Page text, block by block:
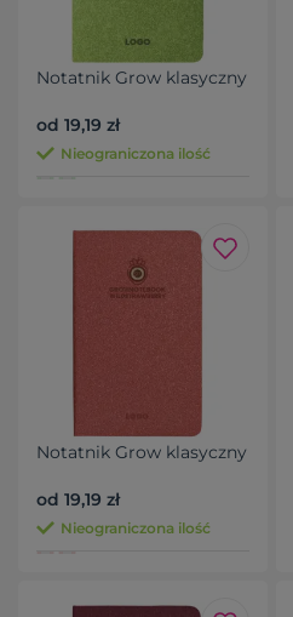
Notatnik Grow klasyczny
od 19,19 zł
Nieograniczona ilość
Notatnik Grow klasyczny
od 19,19 zł
Nieograniczona ilość